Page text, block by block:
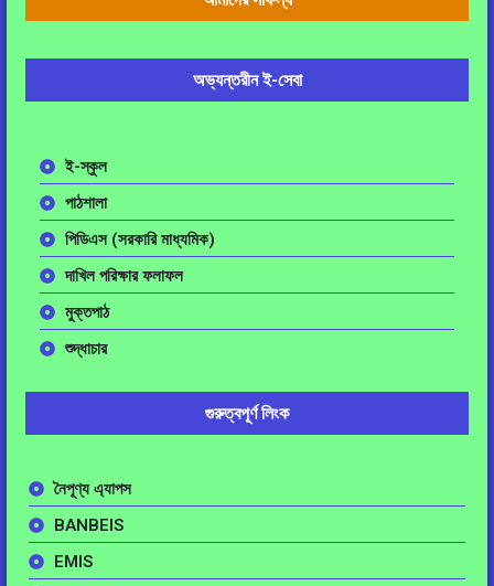
অভ্যন্তরীন ই-সেবা
ই-স্কুল
পাঠশালা
পিডিএস (সরকারি মাধ্যমিক)
দাখিল পরিক্ষার ফলাফল
মুক্তপাঠ
শুদ্ধাচার
গুরুত্বপূর্ণ লিংক
নৈপূণ্য এ্যাপস
BANBEIS
EMIS